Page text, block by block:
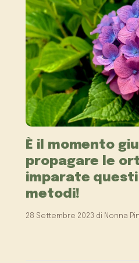
È il momento
propagare le
imparate
metodi!
28 Settembre 2023 di Nonna